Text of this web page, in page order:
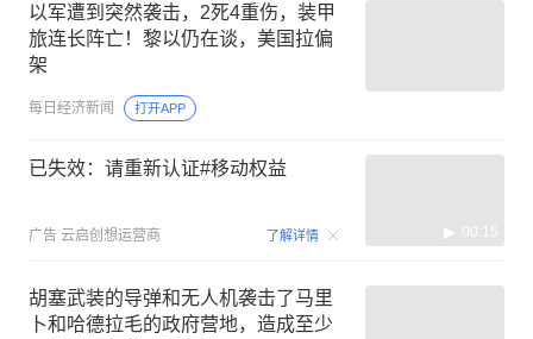
以军遭到突然袭击，2死4重伤，装甲
旅连长阵亡！黎以仍在谈，美国拉偏
架
每日经济新闻 打开APP
已失效：请重新认证#移动权益
广告 云启创想运营商 了解详情 00:15
胡塞武装的导弹和无人机袭击了马里
卜和哈德拉毛的政府营地，造成至少